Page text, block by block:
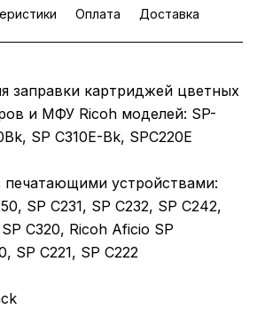
Оплата Доставка
заправки картриджей цветных
и МФУ Ricoh моделей: SP-
SP C310E-Bk, SPC220E
печатающими устройствами:
SP C231, SP C232, SP C242,
SP C320, Ricoh Aficio SP
SP C221, SP C222